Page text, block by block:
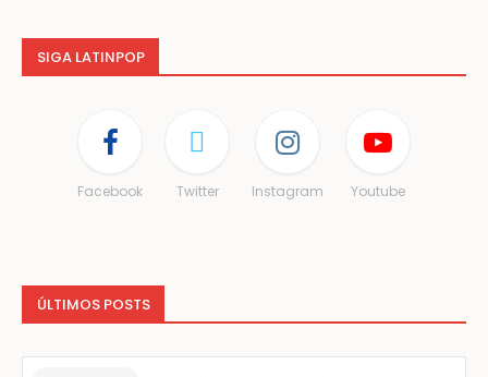
SIGA LATINPOP
Facebook Twitter Instagram Youtube
ÚLTIMOS POSTS